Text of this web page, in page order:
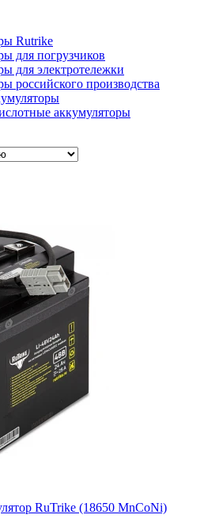
Rutrike
для погрузчиков
для электротележки
российского производства
аккумуляторы
RuTrike (18650 MnCoNi)